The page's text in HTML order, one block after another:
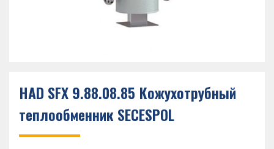
HAD SFX 9.88.08.85 Кожухотрубный
теплообменник SECESPOL